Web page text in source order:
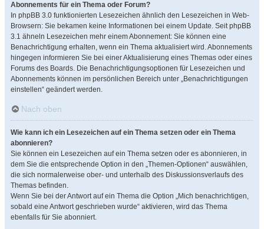
Abonnements für ein Thema oder Forum?
In phpBB 3.0 funktionierten Lesezeichen ähnlich den Lesezeichen in Web-
Browsern: Sie bekamen keine Informationen bei einem Update. Seit phpBB
3.1 ähneln Lesezeichen mehr einem Abonnement: Sie können eine
Benachrichtigung erhalten, wenn ein Thema aktualisiert wird. Abonnements
hingegen informieren Sie bei einer Aktualisierung eines Themas oder eines
Forums des Boards. Die Benachrichtigungsoptionen für Lesezeichen und
Abonnements können im persönlichen Bereich unter „Benachrichtigungen
einstellen“ geändert werden.
Nach oben
Wie kann ich ein Lesezeichen auf ein Thema setzen oder ein Thema
abonnieren?
Sie können ein Lesezeichen auf ein Thema setzen oder es abonnieren, in
dem Sie die entsprechende Option in den „Themen-Optionen“ auswählen,
die sich normalerweise ober- und unterhalb des Diskussionsverlaufs des
Themas befinden.
Wenn Sie bei der Antwort auf ein Thema die Option „Mich benachrichtigen,
sobald eine Antwort geschrieben wurde“ aktivieren, wird das Thema
ebenfalls für Sie abonniert.